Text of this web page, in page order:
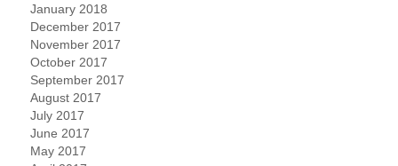
January 2018
December 2017
November 2017
October 2017
September 2017
August 2017
July 2017
June 2017
May 2017